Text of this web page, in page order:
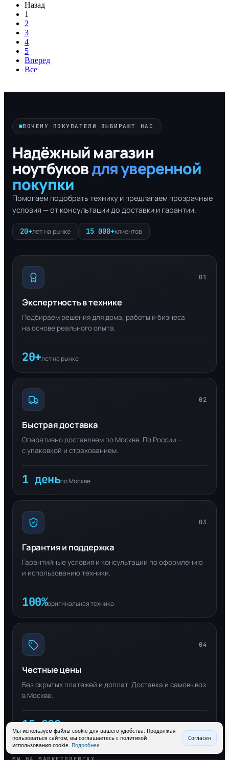
Назад
1
2
3
4
5
Вперед
Все
ПОЧЕМУ ПОКУПАТЕЛИ ВЫБИРАЮТ НАС
Надёжный магазин
ноутбуковдля уверенной
покупки
Помогаем подобрать технику и предлагаем прозрачные
условия — от консультации до доставки и гарантии.
20+лет на рынке 15 000+клиентов
01
Экспертность в технике
Подбираем решения для дома, работы и бизнеса
на основе реального опыта.
20+лет на рынке
02
Быстрая доставка
Оперативно доставляем по Москве. По России —
с упаковкой и страхованием.
1 деньпо Москве
03
Гарантия и поддержка
Гарантийные условия и консультации по оформлению
и использованию техники.
100%оригинальная техника
04
Честные цены
Без скрытых платежей и доплат. Доставка и самовывоз
в Москве.
15 000+
Мы используем файлы cookie для вашего удобства. Продолжая
пользоваться сайтом, вы соглашаетесь с политикой
использования cookie. Подробнее
Согласен